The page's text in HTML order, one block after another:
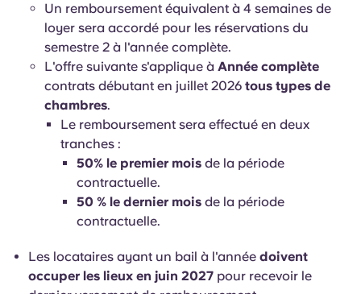
Un remboursement équivalent à 4 semaines de
loyer sera accordé pour les réservations du
semestre 2 à l'année complète.
L'offre suivante s'applique à Année complète
contrats débutant en juillet 2026 tous types de
chambres.
Le remboursement sera effectué en deux
tranches :
50% le premier mois de la période
contractuelle.
50 % le dernier mois de la période
contractuelle.
Les locataires ayant un bail à l'année doivent
occuper les lieux en juin 2027 pour recevoir le